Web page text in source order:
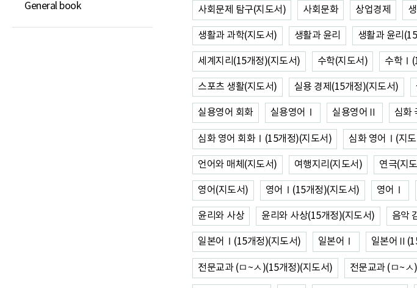
General book 사회문제 탐구(지도서) 사회문화 상업경제
생활과 과학(지도서) 생활과 윤리 생활과 윤리
세계지리(15개정)(지도서) 수학(지도서) 수학
스포츠 생활(지도서) 실용 경제(15개정)(지도서)
실용영어 회화 실용영어Ⅰ 실용영어Ⅱ 심화
심화 영어 회화Ⅰ(15개정)(지도서) 심화 영어Ⅰ(지
언어와 매체(지도서) 여행지리(지도서) 연극(지
영어(지도서) 영어Ⅰ(15개정)(지도서) 영어Ⅰ
윤리와 사상 윤리와 사상(15개정)(지도서) 음악
일본어Ⅰ(15개정)(지도서) 일본어Ⅰ 일본어
전문교과 (ㅁ~ㅅ)(15개정)(지도서) 전문교과 (ㅁ~ㅅ)